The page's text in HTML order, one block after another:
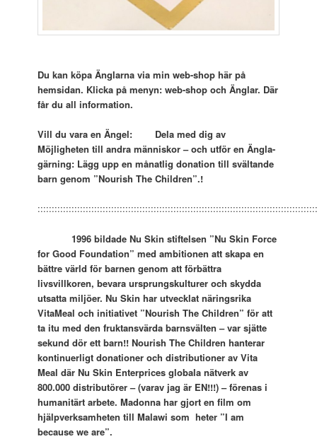
Du kan köpa Änglarna via min web-shop här på
hemsidan. Klicka på menyn: web-shop ochÄnglar. Där
får du all information.
Vill du vara en Ängel: Dela med dig av
Möjligheten till andra människor – och utför en Ängla-
gärning: Lägg upp en månatlig donation till svältande
barn genom ”Nourish The Children”.!
1996 bildade Nu Skin stiftelsen ”Nu Skin Force
for Good Foundation” med ambitionen att skapa en
bättre värld för barnen genom att förbättra
livsvillkoren, bevara ursprungskulturer och skydda
utsatta miljöer. Nu Skin har utvecklat näringsrika
VitaMeal och initiativet ”Nourish The Children” för att
ta itu med den fruktansvärda barnsvälten – var sjätte
sekund dör ett barn!! Nourish The Children hanterar
kontinuerligt donationer och distributioner av Vita
Meal där Nu Skin Enterprices globala nätverk av
800.000 distributörer – (varav jag är EN!!!) – förenas i
humanitärt arbete. Madonna har gjort en film om
hjälpverksamheten till Malawi som heter ”I am
because we are”.